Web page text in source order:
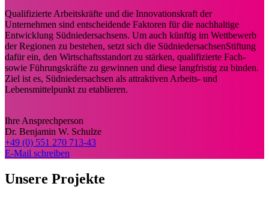
Qualifizierte Arbeitskräfte und die Innovationskraft der
Unternehmen sind entscheidende Faktoren für die nachhaltige
Entwicklung Südniedersachsens. Um auch künftig im Wettbewerb
der Regionen zu bestehen, setzt sich die SüdniedersachsenStiftung
dafür ein, den Wirtschaftsstandort zu stärken, qualifizierte Fach-
sowie Führungskräfte zu gewinnen und diese langfristig zu binden.
Ziel ist es, Südniedersachsen als attraktiven Arbeits- und
Lebensmittelpunkt zu etablieren.
Ihre Ansprechperson
Dr. Benjamin W. Schulze
+49 (0) 551 270 713-43
E-Mail schreiben
Unsere Projekte